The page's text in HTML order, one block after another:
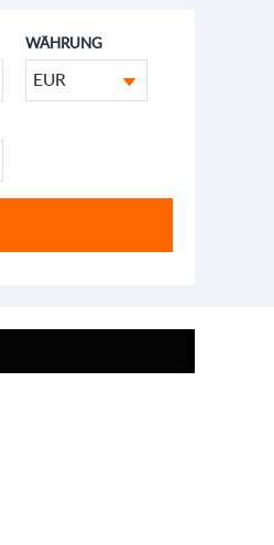
WÄHRUNG
EUR